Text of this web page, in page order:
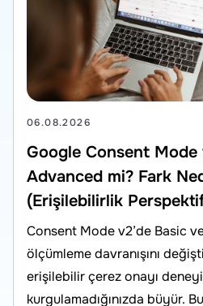
06.08.2026
Google Consent Mode
Advanced mi? Fark
(Erişilebilirlik
Consent Mode v2’de Basic
ölçümleme davranışını
erişilebilir çerez onayı
kurgulamadığınızda büyür.